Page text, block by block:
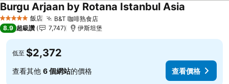
5 星級 飯店 B&T 咖啡熟食店
Burgu Arjaan by Rotana Istanbul Asia
8.9 超級讚 7,747 伊斯坦堡
低至 $2,372
查看其他 6 個網站的價格 查看價格